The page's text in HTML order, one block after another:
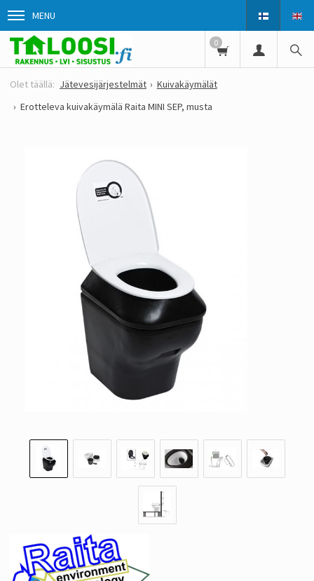
MENU
0
Jätevesijärjestelmät
Kuivakäymälät
Erotteleva kuivakäymälä Raita MINI SEP, musta